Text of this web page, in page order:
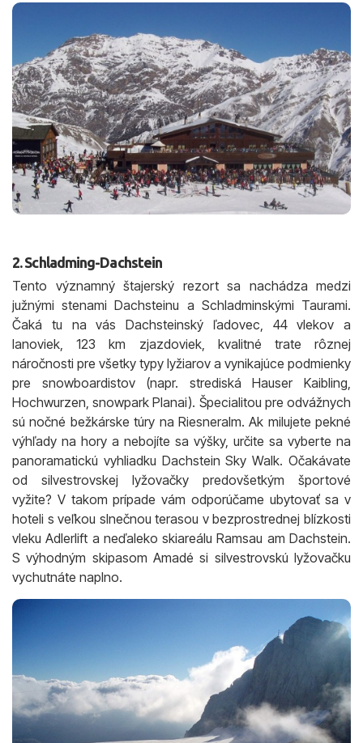
2. Schladming-Dachstein
Tento významný štajerský rezort sa nachádza medzi
južnými stenami Dachsteinu a Schladminskými Taurami.
Čaká tu na vás Dachsteinský ľadovec, 44 vlekov a
lanoviek, 123 km zjazdoviek, kvalitné trate rôznej
náročnosti pre všetky typy lyžiarov a vynikajúce podmienky
pre snowboardistov (napr. strediská Hauser Kaibling,
Hochwurzen, snowpark Planai). Špecialitou pre odvážnych
sú nočné bežkárske túry na Riesneralm. Ak milujete pekné
výhľady na hory a nebojíte sa výšky, určite sa vyberte na
panoramatickú vyhliadku Dachstein Sky Walk. Očakávate
od silvestrovskej lyžovačky predovšetkým športové
vyžite? V takom prípade vám odporúčame ubytovať sa v
hoteli s veľkou slnečnou terasou v bezprostrednej blízkosti
vleku Adlerlift a neďaleko skiareálu Ramsau am Dachstein.
S výhodným skipasom Amadé si silvestrovskú lyžovačku
vychutnáte naplno.